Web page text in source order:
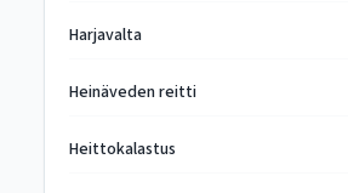
Harjavalta
Heinäveden reitti
Heittokalastus